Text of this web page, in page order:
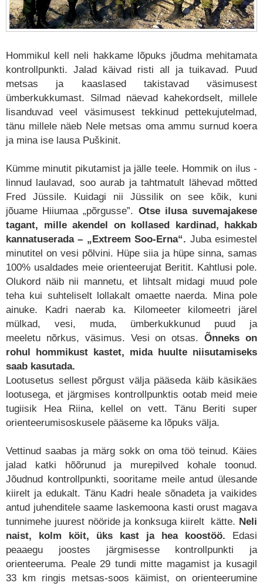
Hommikul kell neli hakkame lõpuks jõudma mehitamata
kontrollpunkti. Jalad käivad risti all ja tuikavad. Puud
metsas ja kaaslased takistavad väsimusest
ümberkukkumast. Silmad näevad kahekordselt, millele
lisanduvad veel väsimusest tekkinud pettekujutelmad,
tänu millele näeb Nele metsas oma ammu surnud koera
ja mina ise lausa Puškinit.
Kümme minutit pikutamist ja jälle teele. Hommik on ilus -
linnud laulavad, soo aurab ja tahtmatult lähevad mõtted
Fred Jüssile. Kuidagi nii Jüssilik on see kõik, kuni
jõuame Hiiumaa „põrgusse”. Otse ilusa suvemajakese
tagant, mille akendel on kollased kardinad, hakkab
kannatuserada – „Extreem Soo-Erna“. Juba esimestel
minutitel on vesi põlvini. Hüpe siia ja hüpe sinna, samas
100% usaldades meie orienteerujat Beritit. Kahtlusi pole.
Olukord näib nii mannetu, et lihtsalt midagi muud pole
teha kui suhteliselt lollakalt omaette naerda. Mina pole
ainuke. Kadri naerab ka. Kilomeeter kilomeetri järel
mülkad, vesi, muda, ümberkukkunud puud ja
meeletu nõrkus, väsimus. Vesi on otsas.Õnneks on
rohul hommikust kastet, mida huulte niisutamiseks
saab kasutada.
Lootusetus sellest põrgust välja pääseda käib käsikäes
lootusega, et järgmises kontrollpunktis ootab meid meie
tugiisik Hea Riina, kellel on vett. Tänu Beriti super
orienteerumisoskusele pääseme ka lõpuks välja.
Vettinud saabas ja märg sokk on oma töö teinud. Käies
jalad katki hõõrunud ja murepilved kohale toonud.
Jõudnud kontrollpunkti, sooritame meile antud ülesande
kiirelt ja edukalt. Tänu Kadri heale sõnadeta ja vaikides
antud juhenditele saame laskemoona kasti orust magava
tunnimehe juurest nööride ja konksuga kiirelt kätte. Neli
naist, kolm köit, üks kast ja hea koostöö. Edasi
peaaegu joostes järgmisesse kontrollpunkti ja
orienteeruma. Peale 29 tundi mitte magamist ja kusagil
33 km ringis metsas-soos käimist, on orienteerumine